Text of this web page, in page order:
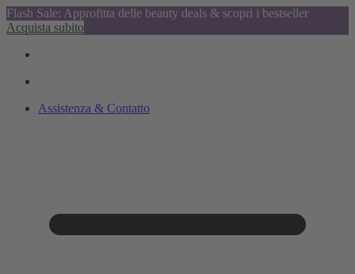
Flash Sale: Approfitta delle beauty deals & scopri i bestseller
Acquista subito
Assistenza & Contatto